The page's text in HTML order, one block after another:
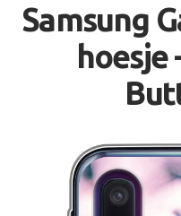
Samsung
hoesje